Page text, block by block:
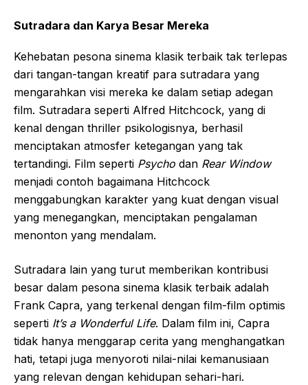
Sutradara dan Karya Besar Mereka
Kehebatan pesona sinema klasik terbaik tak terlepas
dari tangan-tangan kreatif para sutradara yang
mengarahkan visi mereka ke dalam setiap adegan
film. Sutradara seperti Alfred Hitchcock, yang di
kenal dengan thriller psikologisnya, berhasil
menciptakan atmosfer ketegangan yang tak
tertandingi. Film seperti Psycho dan Rear Window
menjadi contoh bagaimana Hitchcock
menggabungkan karakter yang kuat dengan visual
yang menegangkan, menciptakan pengalaman
menonton yang mendalam.
Sutradara lain yang turut memberikan kontribusi
besar dalam pesona sinema klasik terbaik adalah
Frank Capra, yang terkenal dengan film-film optimis
seperti It’s a Wonderful Life. Dalam film ini, Capra
tidak hanya menggarap cerita yang menghangatkan
hati, tetapi juga menyoroti nilai-nilai kemanusiaan
yang relevan dengan kehidupan sehari-hari.